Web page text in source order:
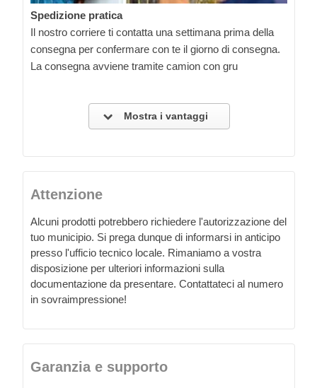
Spedizione pratica
Il nostro corriere ti contatta una settimana prima della
consegna per confermare con te il giorno di consegna.
La consegna avviene tramite camion con gru
Mostra i vantaggi
Attenzione
Alcuni prodotti potrebbero richiedere l'autorizzazione del
tuo municipio. Si prega dunque di informarsi in anticipo
presso l'ufficio tecnico locale. Rimaniamo a vostra
disposizione per ulteriori informazioni sulla
documentazione da presentare. Contattateci al numero
in sovraimpressione!
Garanzia e supporto